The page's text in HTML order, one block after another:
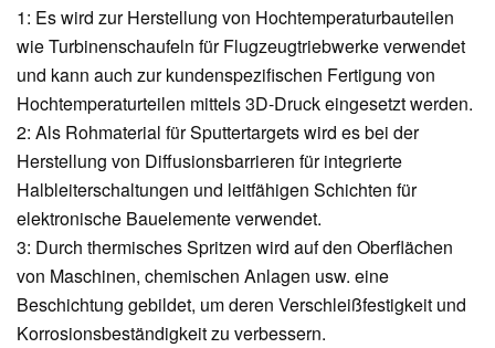
1: Es wird zur Herstellung von Hochtemperaturbauteilen
wie Turbinenschaufeln für Flugzeugtriebwerke verwendet
und kann auch zur kundenspezifischen Fertigung von
Hochtemperaturteilen mittels 3D-Druck eingesetzt werden.
2: Als Rohmaterial für Sputtertargets wird es bei der
Herstellung von Diffusionsbarrieren für integrierte
Halbleiterschaltungen und leitfähigen Schichten für
elektronische Bauelemente verwendet.
3: Durch thermisches Spritzen wird auf den Oberflächen
von Maschinen, chemischen Anlagen usw. eine
Beschichtung gebildet, um deren Verschleißfestigkeit und
Korrosionsbeständigkeit zu verbessern.